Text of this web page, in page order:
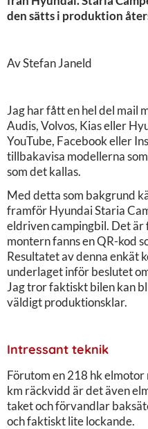
den sätts i produktion
Av Stefan Janeld
Jag har fått en hel del mail
Audis, Volvos, Kias eller
YouTube, Facebook eller
tillbakavisa modellerna
som det kallas.
Med detta som bakgrund
framför Hyundai Staria
eldriven campingbil. Det är
montern fanns en QR-kod
Resultatet av denna enkät
underlaget inför beslutet
Jag tror faktiskt bilen kan
väldigt produktionsklar.
Intressant teknik
Förutom en 218 hk
km räckvidd är det även
taket och förvandlar
och faktiskt lite lockande.